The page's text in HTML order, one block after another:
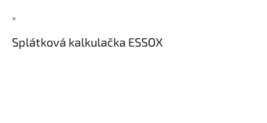
×
Splátková kalkulačka ESSOX